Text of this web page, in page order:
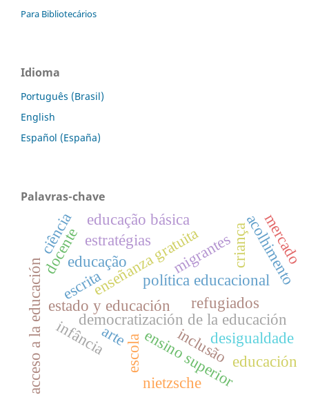
Para Bibliotecários
Idioma
Português (Brasil)
English
Español (España)
Palavras-chave
política educacional
estado y educación
democratización de la educación
acceso a la educación enseñanza gratuita
educação
refugiados
migrantes
inclusão
acolhimento
docente
ensino superior
infância
criança
educação básica
desigualdade
escola
arte
mercado
educación
nietzsche
escrita
ciência estratégias